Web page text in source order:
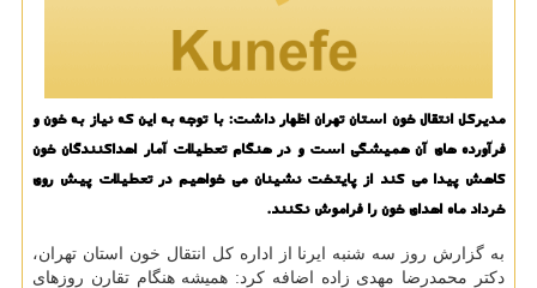
مدیرکل انتقال خون استان تهران اظهار داشت: با توجه به این که نیاز به خون و
فرآورده های آن همیشگی است و در هنگام تعطیلات آمار اهداکنندگان خون
کاهش پیدا می کند از پایتخت نشینان می خواهیم در تعطیلات پیش روی
خرداد ماه اهدای خون را فراموش نکنند.
به گزارش روز سه شنبه ایرنا از اداره کل انتقال خون استان تهران،
دکتر محمدرضا مهدی زاده اضافه کرد: همیشه هنگام تقارن روزهای